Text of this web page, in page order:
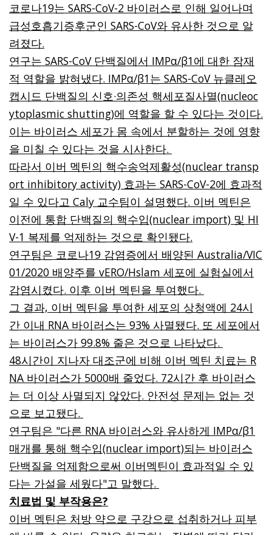
코로나19는 SARS-CoV-2 바이러스로 인해 일어나며
급성호흡기증후군인 SARS-CoV와 유사한 것으로 알
려졌다.
연구는 SARS-CoV 단백질에서 IMPα/β1에 대한 잠재
적 역할을 밝혀냈다. IMPα/β1는 SARS-CoV 뉴클레오
캡시드 단백질의 신호·의존성 핵세포질사멸(nucleoc
ytoplasmic shutting)에 역할을 할 수 있다는 것이다.
이는 바이러스 세포가 몸 속에서 분할하는 것에 영향
을 미칠 수 있다는 것을 시사한다.
따라서 이버 멕틴의 핵수송억제활성(nuclear transp
ort inhibitory activity) 효과는 SARS-CoV-2에 효과적
일 수 있다고 Caly 교수팀이 설명했다. 이버 멕틴은
이전에 통합 단백질의 핵수입(nuclear import) 및 HI
V-1 복제를 억제하는 것으로 확인됐다.
연구팀은 코로나19 감염증에서 배양된 Australia/VIC
01/2020 배양주를 vERO/Hslam 세포에 실험실에서
감염시켰다. 이후 이버 멕틴을 투여했다.
그 결과, 이버 멕틴을 투여한 세포의 상청액에 24시
간 이내 RNA 바이러스는 93% 사멸됐다. 또 세포에서
는 바이러스가 99.8% 줄은 것으로 나타났다.
48시간이 지나자 대조군에 비해 이버 멕틴 치료는 R
NA 바이러스가 5000배 줄었다. 72시간 후 바이러스
는 더 이상 사멸되지 않았다. 안전성 문제는 없는 것
으로 보고됐다.
연구팀은 "다른 RNA 바이러스와 유사하게 IMPα/β1
매개를 통해 핵수입(nuclear import)되는 바이러스
단백질을 억제함으로써 이버멕틴이 효과적일 수 있
다는 가설을 세웠다"고 말했다.
치료법 및 부작용은?
이버 멕틴은 처방 약으로 구강으로 섭취하거나 피부